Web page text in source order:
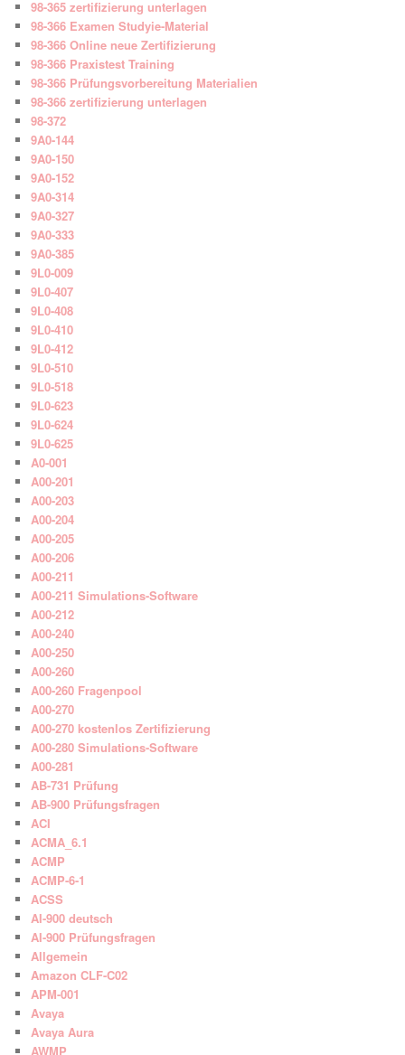
98-365 zertifizierung unterlagen
98-366 Examen Studyie-Material
98-366 Online neue Zertifizierung
98-366 Praxistest Training
98-366 Prüfungsvorbereitung Materialien
98-366 zertifizierung unterlagen
98-372
9A0-144
9A0-150
9A0-152
9A0-314
9A0-327
9A0-333
9A0-385
9L0-009
9L0-407
9L0-408
9L0-410
9L0-412
9L0-510
9L0-518
9L0-623
9L0-624
9L0-625
A0-001
A00-201
A00-203
A00-204
A00-205
A00-206
A00-211
A00-211 Simulations-Software
A00-212
A00-240
A00-250
A00-260
A00-260 Fragenpool
A00-270
A00-270 kostenlos Zertifizierung
A00-280 Simulations-Software
A00-281
AB-731 Prüfung
AB-900 Prüfungsfragen
ACI
ACMA_6.1
ACMP
ACMP-6-1
ACSS
AI-900 deutsch
AI-900 Prüfungsfragen
Allgemein
Amazon CLF-C02
APM-001
Avaya
Avaya Aura
AWMP